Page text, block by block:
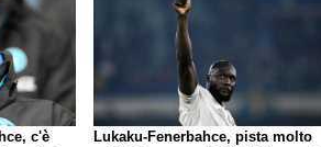
c'è
Lukaku-Fenerbahce, pista molto